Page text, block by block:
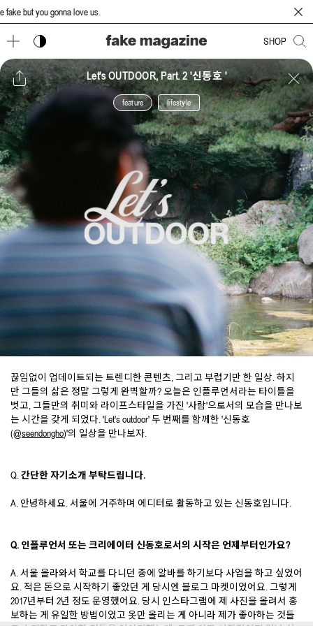
you gonna love us.
다크 모드 토글 SHOP
Let's OUTDOOR, Part. 2 '신동호 '
feature lifestyle
끊임없이 업데이트되는 트렌디한 콘텐츠, 그리고 부럽기만 한 일상. 하지
만 그들의 삶은 정말 그렇게 완벽할까? 오늘은 인플루언서라는 타이틀을
벗고, 그들만의 취미와 라이프스타일을 가진 '사람'으로서의 모습을 만나보
는 시간을 갖게 되었다. 'Let's outdoor' 두 번째를 함께한 '신동호
(@seendongho)'의 일상을 만나보자.
Q. 간단한 자기소개 부탁드립니다.
A. 안녕하세요. 서울에 거주하며 에디터로 활동하고 있는 신동호입니다.
Q. 인플루언서 또는 크리에이터 신동호로서의 시작은 언제부터인가요?
A. 서울 올라와서 학교를 다니던 중에 알바를 하기보다 사업을 하고 싶었어
요. 적은 돈으로 시작하기 좋았던 게 당시엔 블로그 마켓이었어요. 그렇게
2017년부터 2년 정도 운영했어요. 당시 인스타그램에 제 사진을 올려서 홍
보하는 게 유일한 방법이었고 옷만 올리는 게 아니라 제가 좋아하는 것들